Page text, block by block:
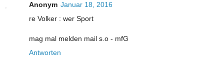
Anonym Januar 18, 2016
re Volker : wer Sport
mag mal melden mail s.o - mfG
Antworten